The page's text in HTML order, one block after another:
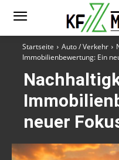
Startseite Auto / Verkehr
Immobilienbewertung: Ein
neuer